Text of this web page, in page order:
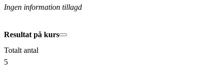
Ingen information tillagd
Resultat på kurs
Totalt antal
5